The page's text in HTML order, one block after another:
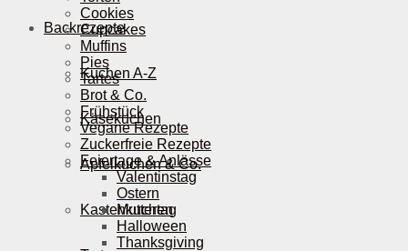
Backrezepte
Kuchen A-Z
Käsekuchen
Apfelkuchen & Co.
Kastenkuchen
Cookies
Cupcakes
Muffins
Pies
Tartes
Brot & Co.
Frühstück
Vegane Rezepte
Zuckerfreie Rezepte
Feiertage & Anlässe
Valentinstag
Ostern
Muttertag
Halloween
Thanksgiving